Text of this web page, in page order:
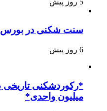
5 روز پیش
سنت شکنی در بورس
6 روز پیش
میلیون واحدی*